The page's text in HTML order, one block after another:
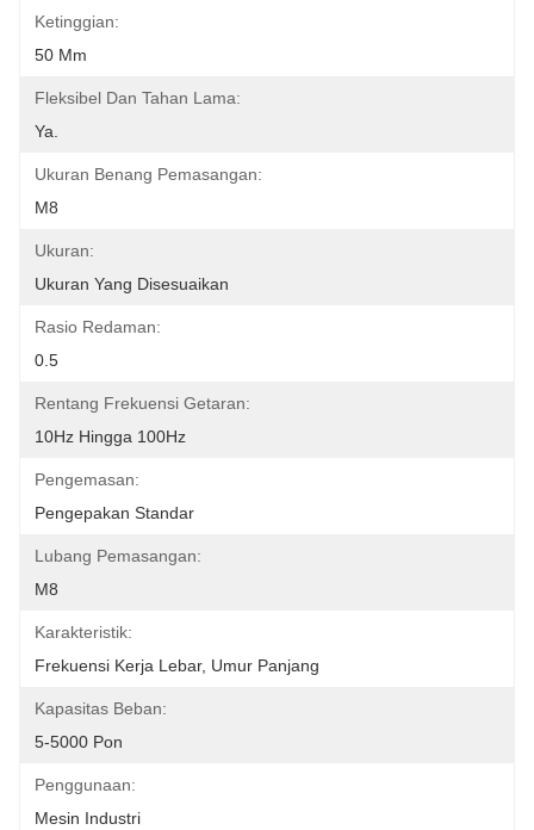
Ketinggian:
50 Mm
Fleksibel Dan Tahan Lama:
Ya.
Ukuran Benang Pemasangan:
M8
Ukuran:
Ukuran Yang Disesuaikan
Rasio Redaman:
0.5
Rentang Frekuensi Getaran:
10Hz Hingga 100Hz
Pengemasan:
Pengepakan Standar
Lubang Pemasangan:
M8
Karakteristik:
Frekuensi Kerja Lebar, Umur Panjang
Kapasitas Beban:
5-5000 Pon
Penggunaan:
Mesin Industri